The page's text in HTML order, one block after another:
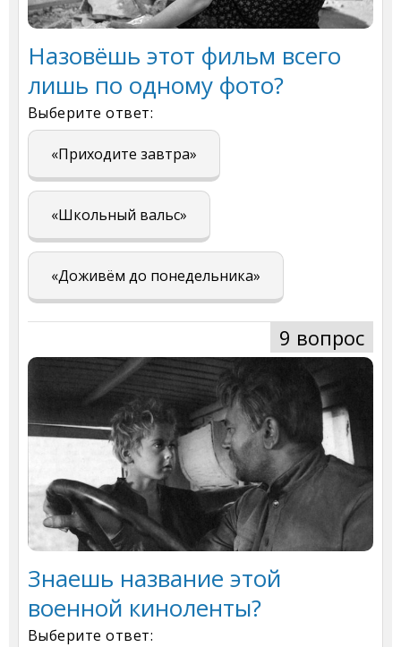
Назовёшь этот фильм всего
лишь по одному фото?
Выберите ответ:
«Приходите завтра»
«Школьный вальс»
«Доживём до понедельника»
9 вопрос
Знаешь название этой
военной киноленты?
Выберите ответ: